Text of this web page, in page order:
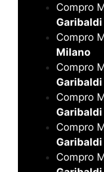
Compro
Compro
Milano
Compro
Compro
Compro
Compro